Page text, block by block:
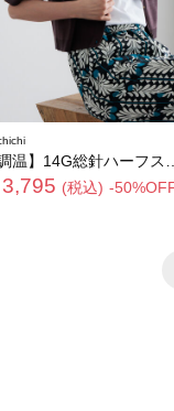
温】14G総針ハーフスリーブニットジャケット
3,795 (税込) -